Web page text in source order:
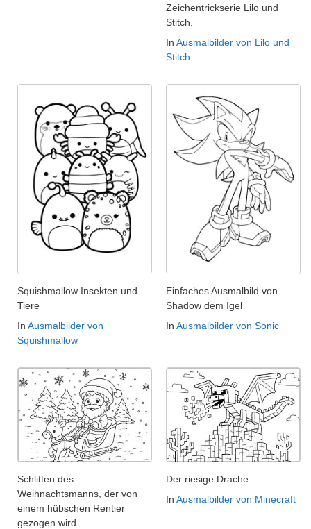
Zeichentrickserie Lilo und
Stitch.
In Ausmalbilder von Lilo und
Stitch
Squishmallow Insekten und
Tiere
In Ausmalbilder von
Squishmallow
Einfaches Ausmalbild von
Shadow dem Igel
In Ausmalbilder von Sonic
Schlitten des
Weihnachtsmanns, der von
einem hübschen Rentier
gezogen wird
Der riesige Drache
In Ausmalbilder von Minecraft